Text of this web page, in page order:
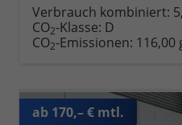
Verbrauch kombiniert:
CO2-Klasse: D
CO2-Emissionen: 116,00
ab 170,– € mtl.